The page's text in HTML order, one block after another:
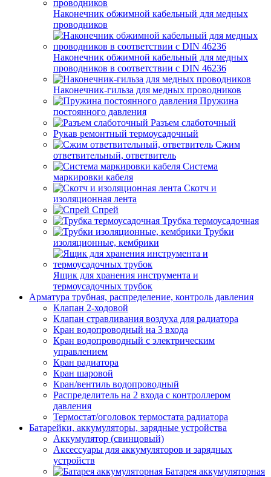
Наконечник обжимной кабельный для медных
проводников
Наконечник обжимной кабельный для медных
проводников в соответствии с DIN 46236
Наконечник-гильза для медных проводников
Пружина
постоянного давления
Разъем слаботочный
Рукав ремонтный термоусадочный
Сжим
ответвительный, ответвитель
Система
маркировки кабеля
Скотч и
изоляционная лента
Спрей
Трубка термоусадочная
Трубки
изоляционные, кембрики
Ящик для хранения инструмента и
термоусадочных трубок
Арматура трубная, распределение, контроль давления
Клапан 2-ходовой
Клапан стравливания воздуха для радиатора
Кран водопроводный на 3 входа
Кран водопроводный с электрическим
управлением
Кран радиатора
Кран шаровой
Кран/вентиль водопроводный
Распределитель на 2 входа с контроллером
давления
Термостат/оголовок термостата радиатора
Батарейки, аккумуляторы, зарядные устройства
Аккумулятор (свинцовый)
Аксессуары для аккумуляторов и зарядных
устройств
Батарея аккумуляторная